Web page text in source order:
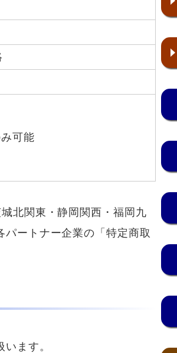
可能
北関東・静岡関西・福岡九
ートナー企業の「特定商取
ます。